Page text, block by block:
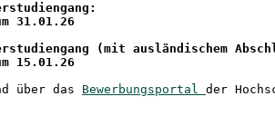
31.01.26
(mit ausländischem
15.01.26
über das Bewerbungsportal der